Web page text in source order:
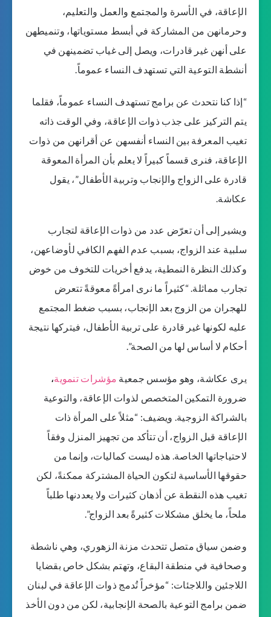
الإعاقة، في الأسرة والمجتمع والعمل والتعليم،
وحرمانهن من المشاركة في أبسط مستوياتها، وتنميطهن
على أنهن غير قادرات، ويصل إلى غياب تضمينهن في
أنشطة التوعية التي تستهدف النساء عموماً.
“إذا كنا نتحدث عن برامج تستهدف النساء عموماً، فقلما
يتم التركيز على جذب ذوات الإعاقة، وفي الوقت ذاته
تغيب المعرفة بين النساء أنفسهن عن أقرانهن من ذوات
الإعاقة، فنرى قسماً كبيراً لا يعلم بأن المرأة المعوقة
قادرة على الزواج والإنجاب وتربية الأطفال”، يقول
عكاشة.
ويشير إلى أن تعرّض عدد من ذوات الإعاقة لتجارب
سلبية عند الزواج، بسبب عدم الفهم الكافي لأوضاعهن،
وكذلك النظرة النمطية، يدفع أخريات للتخوف من خوض
تجارب مماثلة. “كثيراً ما نرى امرأةً معوقةً تتعرض
للهجران من الزوج بعد الإنجاب، بسبب ضغط المجتمع
عليه لكونها غير قادرة على تربية الأطفال، فيتركها نتيجة
أحكام لا أساس لها من الصحة”.
يرى عكاشة، وهو مؤسس جمعية مؤشرات تنموية،
ضرورة التمكين المتخصص لذوات الإعاقة، والتوعية
بالشراكة الزوجية. ويضيف: “مثلاً على المرأة ذات
الإعاقة قبل الزواج، أن تتأكد من تجهيز المنزل وفقاً
لاحتياجاتها الخاصة. هذه ليست كماليات، وإنما من
حقوقها الأساسية لتكون الحياة المشتركة ممكنةً، لكن
تغيب هذه النقطة عن أذهان كثيرات ولا يعددنها طلباً
ملحاً، ما يخلق مشكلات كثيرةً بعد الزواج”.
وضمن سياق متصل تتحدث مزنة الزهوري، وهي ناشطة
وصحافية في منطقة البقاع، وتهتم بشكل خاص بقضايا
اللاجئين واللاجئات: “مؤخراً تُدمج ذوات الإعاقة في لبنان
ضمن برامج التوعية بالصحة الإنجابية، لكن من دون الأخذ